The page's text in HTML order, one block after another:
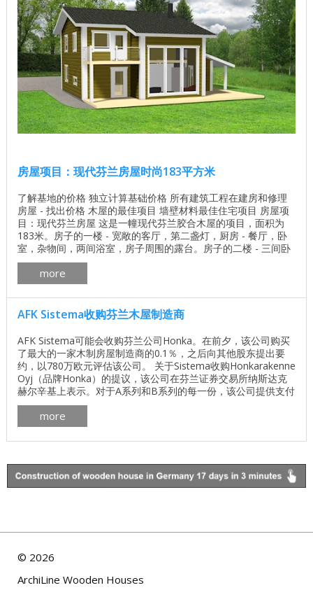
房屋项目：现代芬兰房屋时尚183平方米
了解基地的价格 独立计算基础价格 所有建筑工程在建房和修理
房屋 - 找出价格 木屋的最佳项目 墙壁材料最佳住宅项目 房屋项
目：现代芬兰房屋 这是一幢现代芬兰胶合木屋的项目，面积为
183米。房子的一楼 - 宽敞的客厅，第二盏灯，厨房 - 餐厅，卧
室，杂物间，两间浴室，房子周围的露台。房子的二楼 - 三间卧
室，更衣室，浴室，阳台。 房子的平面图时尚183平方米 ...
more
AFK Sistema收购芬兰木屋制造商
AFK Sistema可能会收购芬兰公司Honka。在前夕，该公司购买
了最大的一家木制房屋制造商的0.1％，之后向其他股东提出要
约，以780万欧元评估该公司。 关于Sistema收购Honkarakenne
Oyj（品牌Honka）的提议，该公司在芬兰证券交易所纳斯达克
赫尔辛基上表示。对于A系列和B系列的每一份，该公司提供支付
1.5欧元。因此，该公司的估值约为790万欧元，目标是积累67％
的Honkarakenne Oyj证券。 ...
more
© 2026
ArchiLine Wooden Houses